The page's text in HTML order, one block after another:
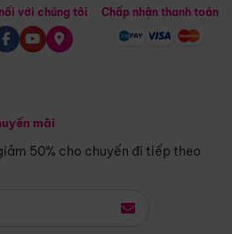
mãi
50% cho chuyến đi tiếp theo
với chúng tôi Chấp nhận thanh toán